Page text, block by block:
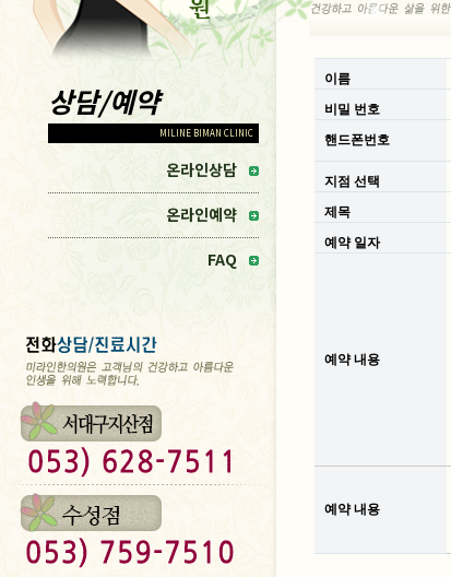
상담/예약
MILINE BIMAN CLINIC
온라인상담
온라인예약
FAQ
이름
비밀 번호
핸드폰번호
지점 선택
제목
예약 일자
예약 내용
예약 내용